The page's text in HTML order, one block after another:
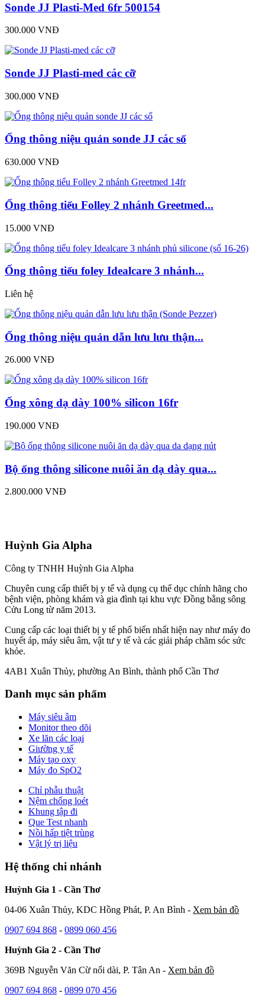
Sonde JJ Plasti-Med 6fr 500154
300.000 VNĐ
Sonde JJ Plasti-med các cỡ
300.000 VNĐ
Ống thông niệu quản sonde JJ các số
630.000 VNĐ
Ống thông tiểu Folley 2 nhánh Greetmed...
15.000 VNĐ
Ống thông tiểu foley Idealcare 3 nhánh...
Liên hệ
Ống thông niệu quản dẫn lưu lưu thận...
26.000 VNĐ
Ống xông dạ dày 100% silicon 16fr
190.000 VNĐ
Bộ ống thông silicone nuôi ăn dạ dày qua...
2.800.000 VNĐ
Huỳnh Gia Alpha
Công ty TNHH Huỳnh Gia Alpha
Chuyên cung cấp thiết bị y tế và dụng cụ thể dục chính hãng cho
bệnh viện, phòng khám và gia đình tại khu vực Đồng bằng sông
Cửu Long từ năm 2013.
Cung cấp các loại thiết bị y tế phổ biến nhất hiện nay như máy đo
huyết áp, máy siêu âm, vật tư y tế và các giải pháp chăm sóc sức
khỏe.
4AB1 Xuân Thủy, phường An Bình, thành phố Cần Thơ
Danh mục sản phẩm
Máy siêu âm
Monitor theo dõi
Xe lăn các loại
Giường y tế
Máy tạo oxy
Máy đo SpO2
Chỉ phẫu thuật
Nệm chống loét
Khung tập đi
Que Test nhanh
Nồi hấp tiệt trùng
Vật lý trị liệu
Hệ thống chi nhánh
Huỳnh Gia 1 - Cần Thơ
04-06 Xuân Thủy, KDC Hồng Phát, P. An Bình - Xem bản đồ
0907 694 868 - 0899 060 456
Huỳnh Gia 2 - Cần Thơ
369B Nguyễn Văn Cừ nối dài, P. Tân An - Xem bản đồ
0907 694 868 - 0899 070 456